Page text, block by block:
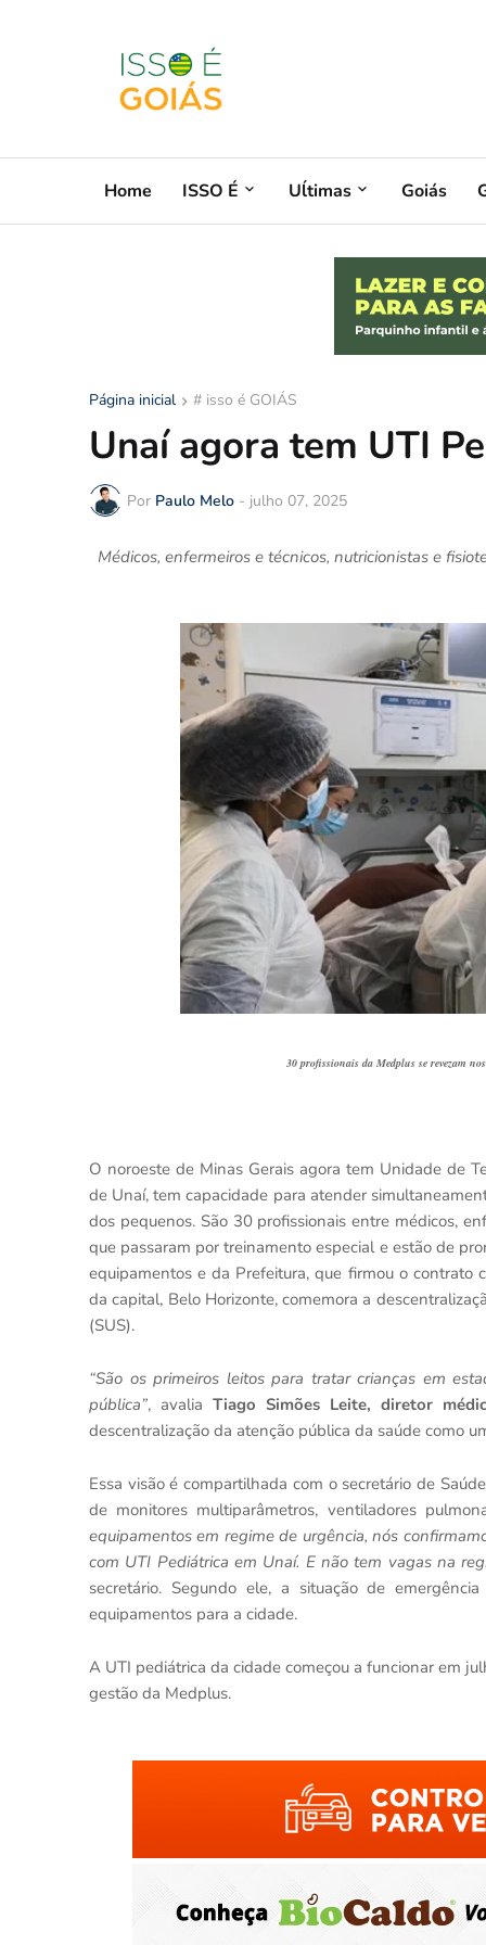
Home ISSO É Uĺtimas Goiás
Página inicial # isso é GOIÁS
Unaí agora tem UTI
Por Paulo Melo - julho 07, 2025
Médicos, enfermeiros e técnicos, nutricionistas e
30 profissionais da Medplus se revezam
O noroeste de Minas Gerais agora tem Unidade de
de Unaí, tem capacidade para atender
dos pequenos. São 30 profissionais entre médicos,
que passaram por treinamento especial e estão de
equipamentos e da Prefeitura, que firmou o contrato
da capital, Belo Horizonte, comemora a
(SUS).
“São os primeiros leitos para tratar crianças em
pública”, avalia Tiago Simões Leite, diretor
descentralização da atenção pública da saúde como
Essa visão é compartilhada com o secretário de
de monitores multiparâmetros, ventiladores
equipamentos em regime de urgência, nós
com UTI Pediátrica em Unaí. E não tem vagas na
secretário. Segundo ele, a situação de
equipamentos para a cidade.
A UTI pediátrica da cidade começou a funcionar em
gestão da Medplus.